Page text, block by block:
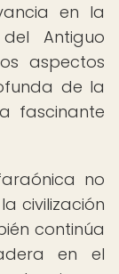
en la
Antiguo
aspectos
de la
fascinante
no
civilización
continúa
en el